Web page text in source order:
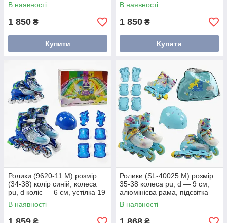
В наявності
1 850 ₴
Купити
В наявності
1 850 ₴
Купити
Ролики (9620-11 М) розмір
(34-38) колір синій, колеса
pu, d коліс — 6 см, устілка 19
см, підсвітка коліс, шолом,
захист, у коробці
В наявності
Ролики (SL-40025 M) розмір
35-38 колеса pu, d — 9 см,
алюмінієва рама, підсвітка
коліс, підшипник abec-7, у
коробці
В наявності